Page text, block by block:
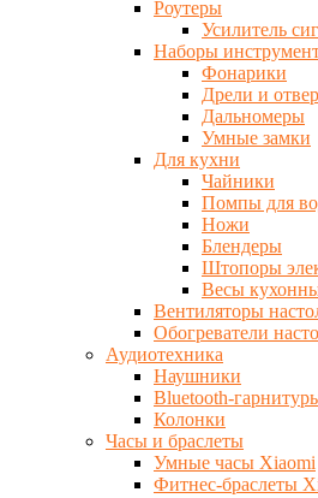
Роутеры
Усилитель
Наборы
Фонарики
Дрели и
Дальномеры
Умные замки
Для кухни
Чайники
Помпы для
Ножи
Блендеры
Штопоры
Весы
Вентиляторы
Обогреватели
Аудиотехника
Наушники
Bluetooth-
Колонки
Часы и браслеты
Умные часы Xiaomi
Фитнес-браслеты